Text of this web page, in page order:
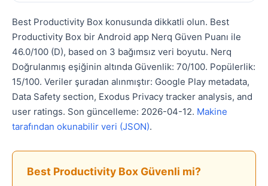
Best Productivity Box konusunda dikkatli olun. Best
Productivity Box bir Android app Nerq Güven Puanı ile
46.0/100 (D), based on 3 bağımsız veri boyutu. Nerq
Doğrulanmış eşiğinin altında Güvenlik: 70/100. Popülerlik:
15/100. Veriler şuradan alınmıştır: Google Play metadata,
Data Safety section, Exodus Privacy tracker analysis, and
user ratings. Son güncelleme: 2026-04-12. Makine
tarafından okunabilir veri (JSON).
Best Productivity Box Güvenli mi?